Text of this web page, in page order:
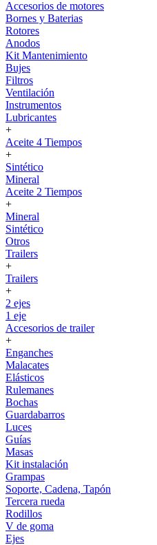
Accesorios de motores
Bornes y Baterias
Rotores
Anodos
Kit Mantenimiento
Bujes
Filtros
Ventilación
Instrumentos
Lubricantes
+
Aceite 4 Tiempos
+
Sintético
Mineral
Aceite 2 Tiempos
+
Mineral
Sintético
Otros
Trailers
+
Trailers
+
2 ejes
1 eje
Accesorios de trailer
+
Enganches
Malacates
Elásticos
Rulemanes
Bochas
Guardabarros
Luces
Guías
Masas
Kit instalación
Grampas
Soporte, Cadena, Tapón
Tercera rueda
Rodillos
V de goma
Ejes